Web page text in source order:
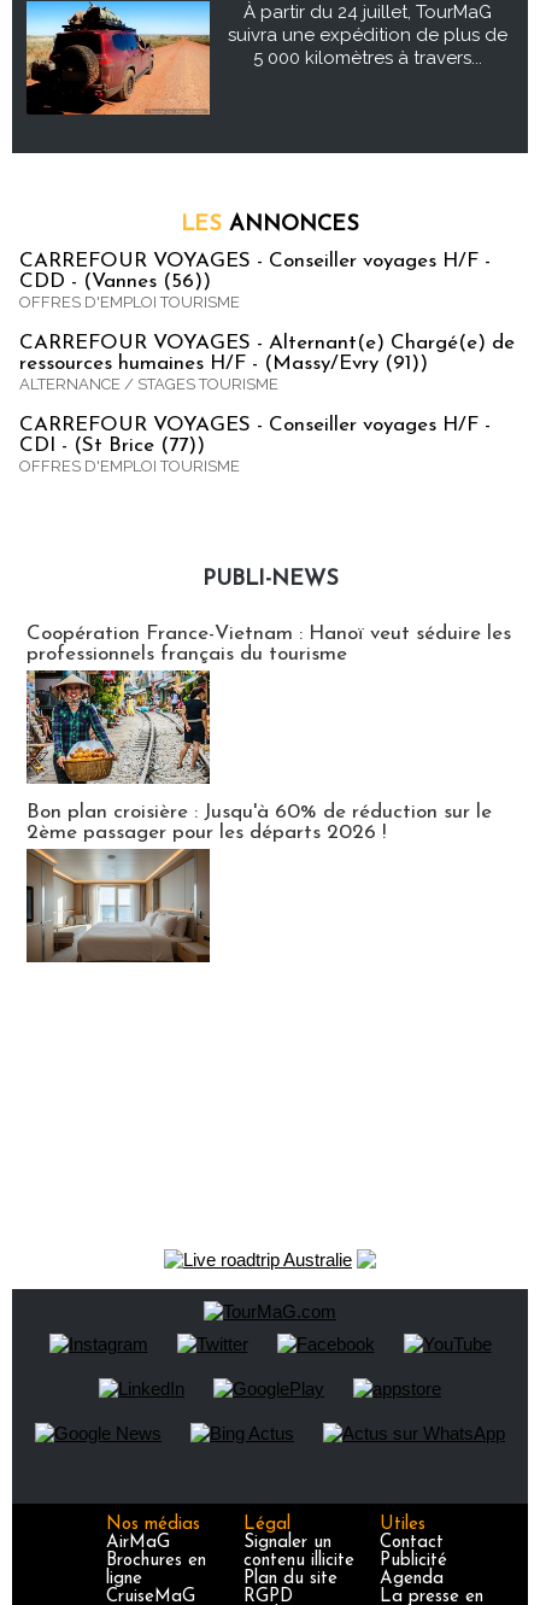
À partir du 24 juillet, TourMaG
suivra une expédition de plus de
5 000 kilomètres à travers...
LES ANNONCES
CARREFOUR VOYAGES - Conseiller voyages H/F -
CDD - (Vannes (56))
OFFRES D'EMPLOI TOURISME
CARREFOUR VOYAGES - Alternant(e) Chargé(e) de
ressources humaines H/F - (Massy/Evry (91))
ALTERNANCE / STAGES TOURISME
CARREFOUR VOYAGES - Conseiller voyages H/F -
CDI - (St Brice (77))
OFFRES D'EMPLOI TOURISME
PUBLI-NEWS
Coopération France-Vietnam : Hanoï veut séduire les
professionnels français du tourisme
Bon plan croisière : Jusqu'à 60% de réduction sur le
2ème passager pour les départs 2026 !
Nos médias
AirMaG
Brochures en
ligne
CruiseMaG
Légal
Signaler un
contenu illicite
Plan du site
RGPD
Utiles
Contact
Publicité
Agenda
La presse en